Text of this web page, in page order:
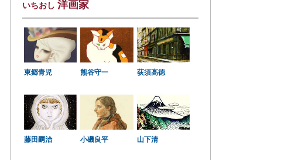
いちおし 洋画家
東郷青児 熊谷守一 荻須高徳
藤田嗣治 小磯良平 山下清